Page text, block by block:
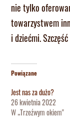
nie tylko
towarzystwem
i dziećmi.
Powiązane
Jest nas za dużo?
26 kwietnia 2022
W „Trzeźwym okiem"